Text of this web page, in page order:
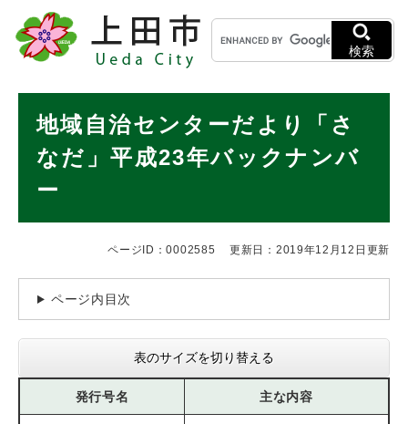
メニューを飛ばして本文へ
キ
ー
ワ
検
検索
地域自治センターだより「さ
なだ」平成23年バックナンバ
ー
ページID：0002585 更新日：2019年12月12日更新
ページ内目次
表のサイズを切り替える
発行号名 主な内容